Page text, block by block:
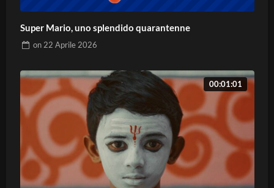
Super Mario, uno splendido quarantenne
on 22 Aprile 2026
00:01:01